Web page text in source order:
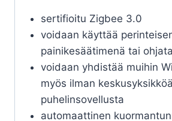
sertifioitu Zigbee 3.0
voidaan käyttää
painikesäätimenä tai
voidaan yhdistää muihin
myös ilman
puhelinsovellusta
automaattinen